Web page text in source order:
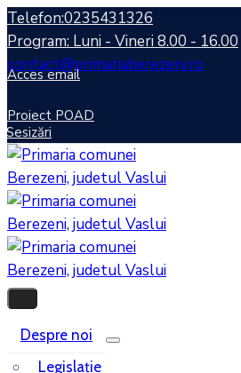
Telefon:0235431326
Program: Luni - Vineri 8.00 - 16.00
contact@primariaberezeni.ro
Acces email
Proiect POAD
Sesizări
Despre noi
Legislaţie